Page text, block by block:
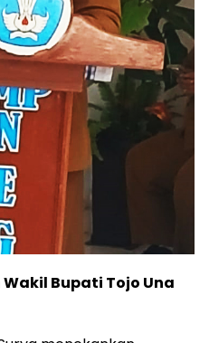
Bupati Tojo Una